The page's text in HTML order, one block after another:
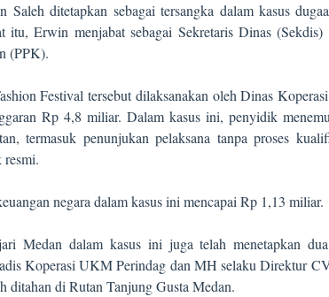
Saleh ditetapkan sebagai tersangka dalam kasus
itu, Erwin menjabat sebagai Sekretaris Dinas
(PPK).
Festival tersebut dilaksanakan oleh Dinas
Rp 4,8 miliar. Dalam kasus ini, penyidik
termasuk penunjukan pelaksana tanpa proses
resmi.
negara dalam kasus ini mencapai Rp 1,13 miliar.
Medan dalam kasus ini juga telah menetapkan
Koperasi UKM Perindag dan MH selaku Direktur
ditahan di Rutan Tanjung Gusta Medan.